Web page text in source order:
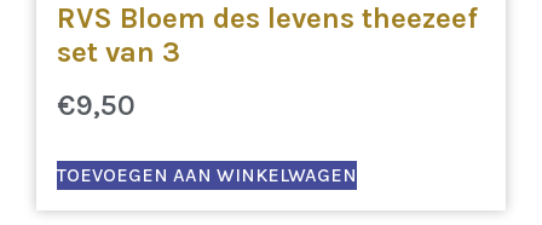
RVS Bloem des levens theezeef
set van 3
€9,50
TOEVOEGEN AAN WINKELWAGEN